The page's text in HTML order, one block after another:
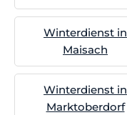
Winterdienst in
Maisach
Winterdienst in
Marktoberdorf